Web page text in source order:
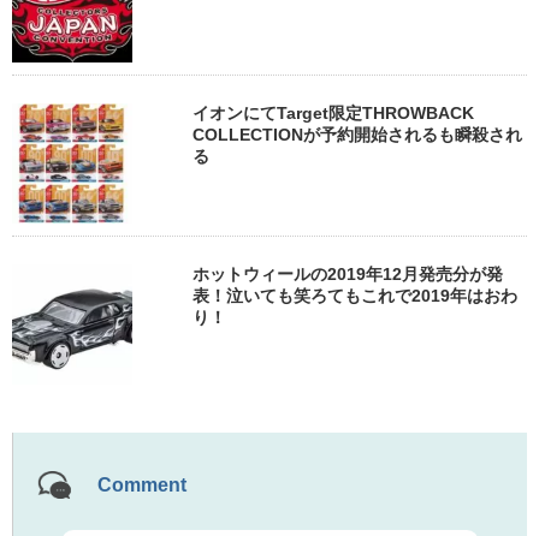
イオンにてTarget限定THROWBACK
COLLECTIONが予約開始されるも瞬殺され
る
ホットウィールの2019年12月発売分が発
表！泣いても笑ろてもこれで2019年はおわ
り！
Comment